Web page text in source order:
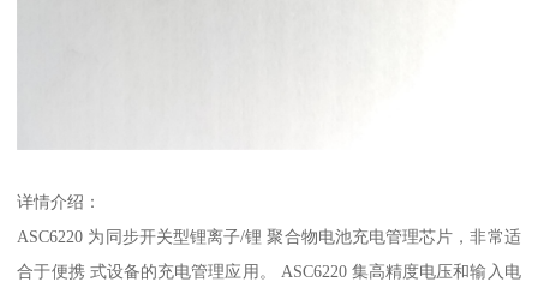
详情介绍：
ASC6220 为同步开关型锂离子/锂 聚合物电池充电管理芯片，非常适
合于便携 式设备的充电管理应用。 ASC6220 集高精度电压和输入电